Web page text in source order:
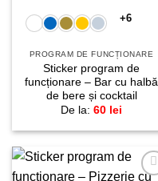
+6
PROGRAM DE FUNCȚIONARE
Sticker program de
funcționare – Bar cu halbă
de bere și cocktail
De la: 60 lei